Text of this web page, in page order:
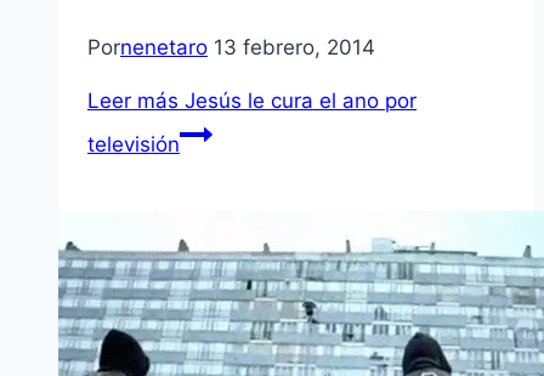
Pornenetaro 13 febrero, 2014
Leer más Jesús le cura el ano por
televisión